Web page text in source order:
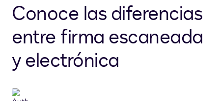
Conoce las diferencias
entre firma escaneada
y electrónica